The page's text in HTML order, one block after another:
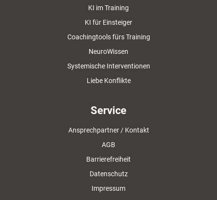
KI im Training
KI für Einsteiger
Coachingtools fürs Training
NeuroWissen
Systemische Interventionen
Liebe Konflikte
Service
Ansprechpartner / Kontakt
AGB
Barrierefreiheit
Datenschutz
Impressum